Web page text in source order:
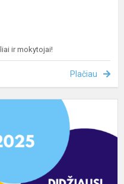
ir mokytojai!
Plačiau